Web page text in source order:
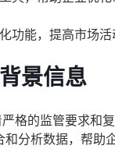
功能，提高市场活
景信息
格的监管要求和
和分析数据，帮助